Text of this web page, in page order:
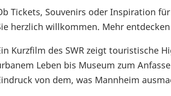
Tickets, Souvenirs oder Inspiration
herzlich willkommen. Mehr
Kurzfilm des SWR zeigt touristische
Leben bis Museum zum
von dem, was Mannheim